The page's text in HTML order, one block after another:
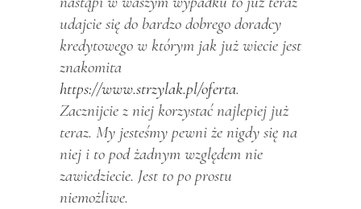
udajcie się do bardzo dobrego doradcy
kredytowego w którym jak już wiecie jest
znakomita
https://www.strzylak.pl/oferta.
Zacznijcie z niej korzystać najlepiej już
teraz. My jesteśmy pewni że nigdy się na
niej i to pod żadnym względem nie
zawiedziecie. Jest to po prostu
niemożliwe.